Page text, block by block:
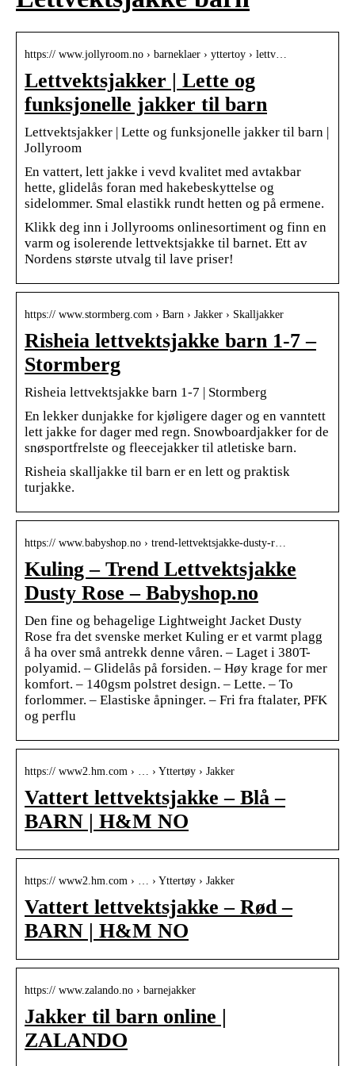
https:// www.jollyroom.no › barneklaer › yttertoy › lettv…
Lettvektsjakker | Lette og
funksjonelle jakker til barn
Lettvektsjakker | Lette og funksjonelle jakker til barn |
Jollyroom
En vattert, lett jakke i vevd kvalitet med avtakbar
hette, glidelås foran med hakebeskyttelse og
sidelommer. Smal elastikk rundt hetten og på ermene.
Klikk deg inn i Jollyrooms onlinesortiment og finn en
varm og isolerende lettvektsjakke til barnet. Ett av
Nordens største utvalg til lave priser!
https:// www.stormberg.com › Barn › Jakker › Skalljakker
Risheia lettvektsjakke barn 1-7 –
Stormberg
Risheia lettvektsjakke barn 1-7 | Stormberg
En lekker dunjakke for kjøligere dager og en vanntett
lett jakke for dager med regn. Snowboardjakker for de
snøsportfrelste og fleecejakker til atletiske barn.
Risheia skalljakke til barn er en lett og praktisk
turjakke.
https:// www.babyshop.no › trend-lettvektsjakke-dusty-r…
Kuling – Trend Lettvektsjakke
Dusty Rose – Babyshop.no
Den fine og behagelige Lightweight Jacket Dusty
Rose fra det svenske merket Kuling er et varmt plagg
å ha over små antrekk denne våren. – Laget i 380T-
polyamid. – Glidelås på forsiden. – Høy krage for mer
komfort. – 140gsm polstret design. – Lette. – To
forlommer. – Elastiske åpninger. – Fri fra ftalater, PFK
og perflu
https:// www2.hm.com › … › Yttertøy › Jakker
Vattert lettvektsjakke – Blå –
BARN | H&M NO
https:// www2.hm.com › … › Yttertøy › Jakker
Vattert lettvektsjakke – Rød –
BARN | H&M NO
https:// www.zalando.no › barnejakker
Jakker til barn online |
ZALANDO